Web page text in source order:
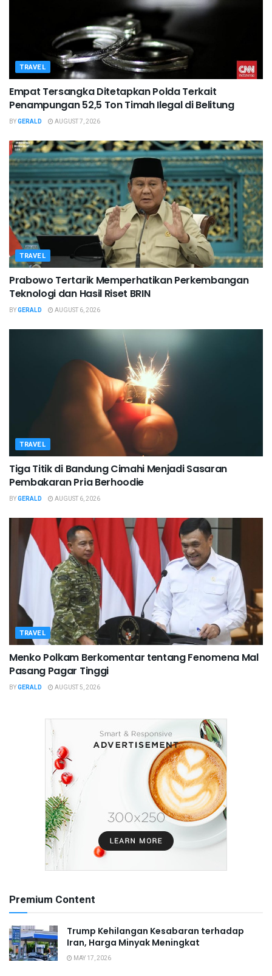
TRAVEL
Empat Tersangka Ditetapkan Polda Terkait
Penampungan 52,5 Ton Timah Ilegal di Belitung
BYGERALD AUGUST 7, 2026
TRAVEL
Prabowo Tertarik Memperhatikan Perkembangan
Teknologi dan Hasil Riset BRIN
BYGERALD AUGUST 6, 2026
TRAVEL
Tiga Titik di Bandung Cimahi Menjadi Sasaran
Pembakaran Pria Berhoodie
BYGERALD AUGUST 6, 2026
TRAVEL
Menko Polkam Berkomentar tentang Fenomena Mal
Pasang Pagar Tinggi
BYGERALD AUGUST 5, 2026
Premium Content
Trump Kehilangan Kesabaran terhadap
Iran, Harga Minyak Meningkat
MAY 17, 2026